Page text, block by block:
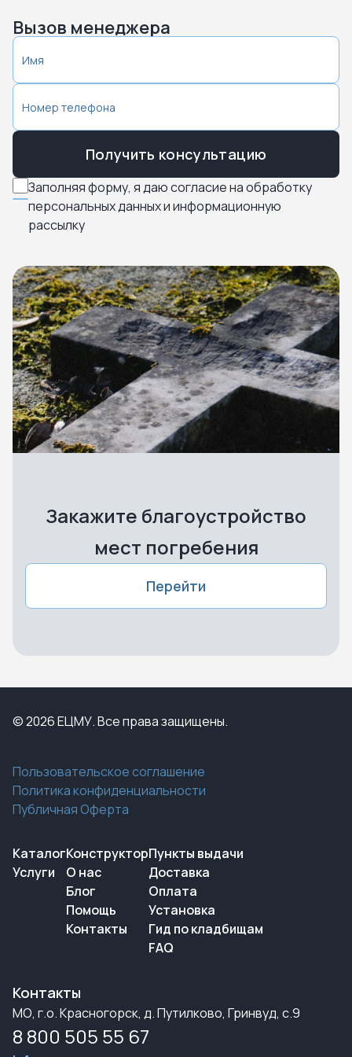
Вызов менеджера
Заполняя форму, я даю согласие на обработку
персональных данных и информационную
рассылку
Получить консультацию
Закажите благоустройство
мест погребения
Перейти
© 2026 ЕЦМУ. Все права защищены.
Пользовательское соглашение
Политика конфиденциальности
Публичная Оферта
Каталог
Услуги
Конструктор
О нас
Блог
Помощь
Контакты
Пункты выдачи
Доставка
Оплата
Установка
Гид по кладбищам
FAQ
Контакты
МО, г.о. Красногорск, д. Путилково, Гринвуд, с.9
8 800 505 55 67